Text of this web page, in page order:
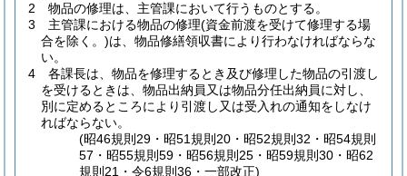
2
物品の修理は、主管課において行うものとする。
3
主管課における物品の修理(資金前渡を受けて修理する場
合を除く。)は、物品修繕領収書により行わなければならな
い。
4
各課長は、物品を修理するとき及び修理した物品の引渡し
を受けるときは、物品出納員又は物品分任出納員に対し、
別に定めるところにより引渡し又は受入れの通知をしなけ
ればならない。
(昭46規則29・昭51規則20・昭52規則32・昭54規則
57・昭55規則59・昭56規則25・昭59規則30・昭62
規則21・令6規則36・一部改正)